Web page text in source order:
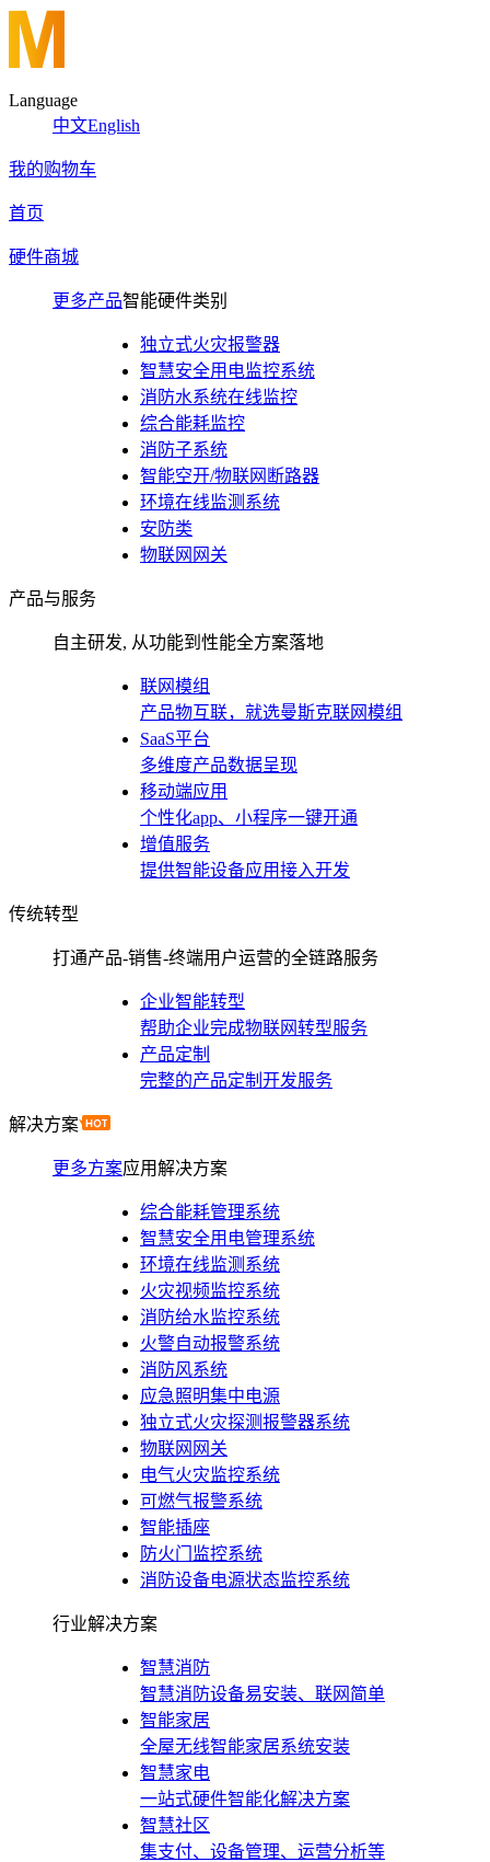
Language
中文English
我的购物车
首页
硬件商城
更多产品智能硬件类别
独立式火灾报警器
智慧安全用电监控系统
消防水系统在线监控
综合能耗监控
消防子系统
智能空开/物联网断路器
环境在线监测系统
安防类
物联网网关
产品与服务
自主研发, 从功能到性能全方案落地
联网模组
产品物互联，就选曼斯克联网模组
SaaS平台
多维度产品数据呈现
移动端应用
个性化app、小程序一键开通
增值服务
提供智能设备应用接入开发
传统转型
打通产品-销售-终端用户运营的全链路服务
企业智能转型
帮助企业完成物联网转型服务
产品定制
完整的产品定制开发服务
解决方案
更多方案应用解决方案
综合能耗管理系统
智慧安全用电管理系统
环境在线监测系统
火灾视频监控系统
消防给水监控系统
火警自动报警系统
消防风系统
应急照明集中电源
独立式火灾探测报警器系统
物联网网关
电气火灾监控系统
可燃气报警系统
智能插座
防火门监控系统
消防设备电源状态监控系统
行业解决方案
智慧消防
智慧消防设备易安装、联网简单
智能家居
全屋无线智能家居系统安装
智慧家电
一站式硬件智能化解决方案
智慧社区
集支付、设备管理、运营分析等